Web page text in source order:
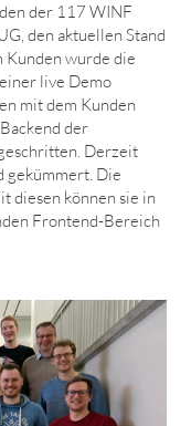
der 117 WINF
den aktuellen Stand
wurde die
live Demo
mit dem Kunden
der
Derzeit
gekümmert. Die
diesen können sie in
Frontend-Bereich